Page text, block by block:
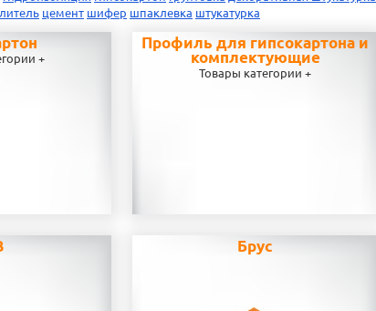
цемент шифер шпаклевка штукатурка
+
Профиль для гипсокартона и
комплектующие
Товары категории +
Брус